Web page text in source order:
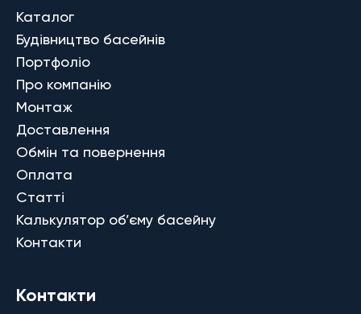
Каталог
Будівництво басейнів
Портфоліо
Про компанію
Монтаж
Доставлення
Обмін та повернення
Оплата
Статті
Калькулятор об’єму басейну
Контакти
Контакти